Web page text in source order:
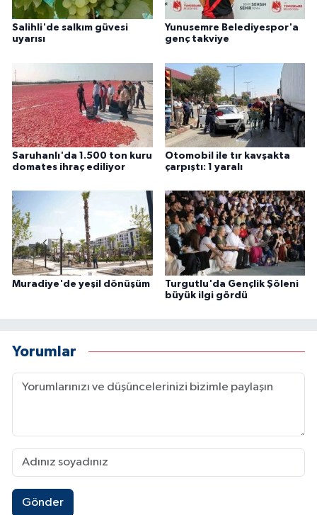
Salihli'de salkım güvesi
uyarısı
Yunusemre Belediyespor'a
genç takviye
Saruhanlı'da 1.500 ton kuru
domates ihraç ediliyor
Otomobil ile tır kavşakta
çarpıştı: 1 yaralı
Muradiye'de yeşil dönüşüm
Turgutlu'da Gençlik Şöleni
büyük ilgi gördü
Yorumlar
Gönder